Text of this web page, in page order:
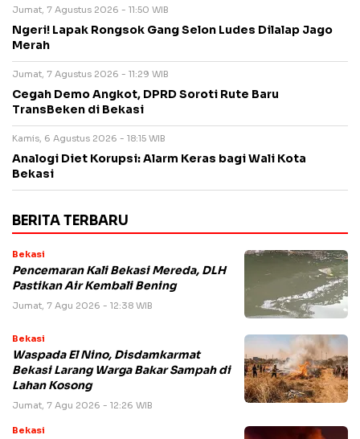
Jumat, 7 Agustus 2026 - 11:50 WIB
Ngeri! Lapak Rongsok Gang Selon Ludes Dilalap Jago
Merah
Jumat, 7 Agustus 2026 - 11:29 WIB
Cegah Demo Angkot, DPRD Soroti Rute Baru
TransBeken di Bekasi
Kamis, 6 Agustus 2026 - 18:15 WIB
Analogi Diet Korupsi: Alarm Keras bagi Wali Kota
Bekasi
BERITA TERBARU
Bekasi
Pencemaran Kali Bekasi Mereda, DLH
Pastikan Air Kembali Bening
Jumat, 7 Agu 2026 - 12:38 WIB
Bekasi
Waspada El Nino, Disdamkarmat
Bekasi Larang Warga Bakar Sampah di
Lahan Kosong
Jumat, 7 Agu 2026 - 12:26 WIB
Bekasi